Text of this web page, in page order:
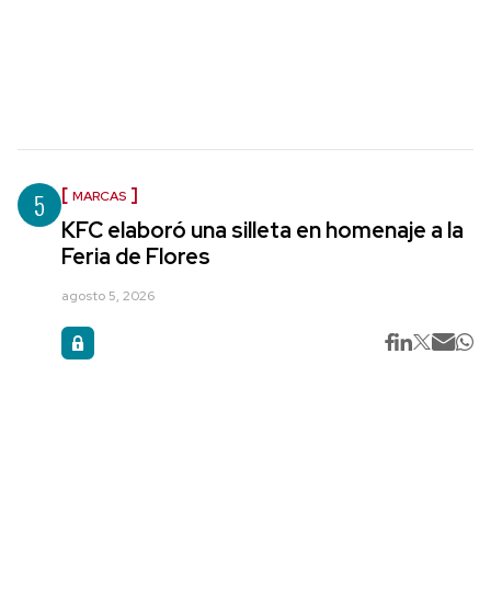
5 MARCAS
KFC elaboró una silleta en homenaje a la
Feria de Flores
agosto 5, 2026